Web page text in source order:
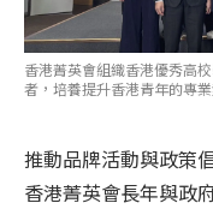
香港菁英會組織香港優秀高
者，培養提升香港青年的專
推動品牌活動與政策
香港菁英會長年與政